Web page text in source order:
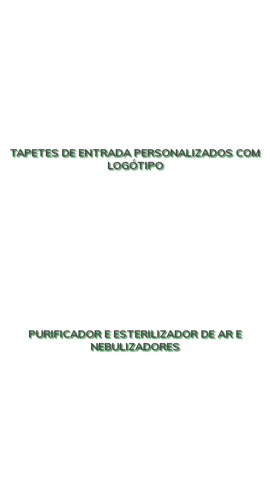
TAPETES DE ENTRADA PERSONALIZADOS COM
LOGÓTIPO
PURIFICADOR E ESTERILIZADOR DE AR E
NEBULIZADORES